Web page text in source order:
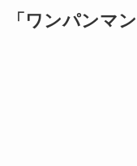
「ワンパンマ